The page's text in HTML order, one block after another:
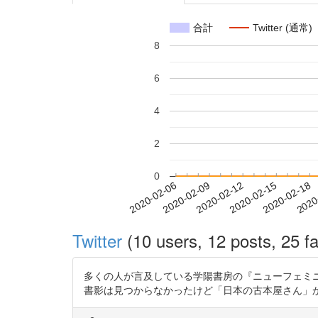
合計 Twitter (通常)
2020-02-062020-02-092020-02-122020-02-152020-02-18
0
2
4
6
8
Twitter (10 users, 12 posts, 25
多くの人が言及している学陽書房の『ニューフェ
書影は見つからなかったけど「日本の古本屋さん